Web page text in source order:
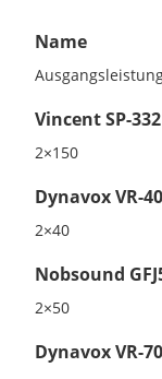
Name
Vincent SP-332
2×150
Dynavox VR-
2×40
Nobsound
2×50
Dynavox VR-